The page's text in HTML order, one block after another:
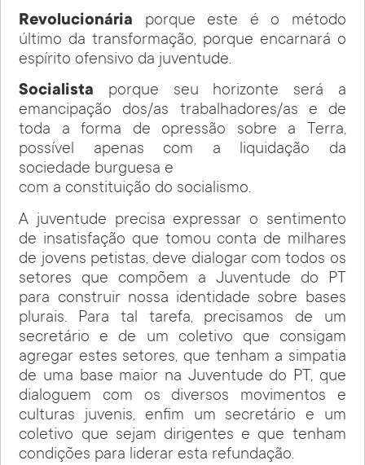
Revolucionária porque este é o método
último da transformação, porque encarnará o
espírito ofensivo da juventude.
Socialista porque seu horizonte será a
emancipação dos/as trabalhadores/as e de
toda a forma de opressão sobre a Terra,
possível apenas com a liquidação da
sociedade burguesa e
com a constituição do socialismo.
A juventude precisa expressar o sentimento
de insatisfação que tomou conta de milhares
de jovens petistas, deve dialogar com todos os
setores que compõem a Juventude do PT
para construir nossa identidade sobre bases
plurais. Para tal tarefa, precisamos de um
secretário e de um coletivo que consigam
agregar estes setores, que tenham a simpatia
de uma base maior na Juventude do PT, que
dialoguem com os diversos movimentos e
culturas juvenis, enfim um secretário e um
coletivo que sejam dirigentes e que tenham
condições para liderar esta refundação.